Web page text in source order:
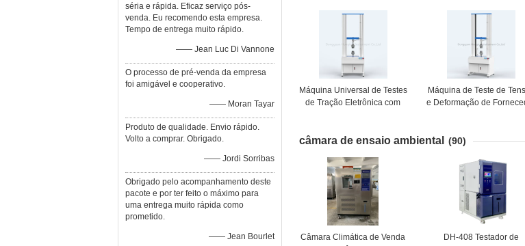
séria e rápida. Eficaz serviço pós-
venda. Eu recomendo esta empresa.
Tempo de entrega muito rápido.
—— Jean Luc Di Vannone
O processo de pré-venda da empresa
foi amigável e cooperativo.
—— Moran Tayar
Produto de qualidade. Envio rápido.
Volto a comprar. Obrigado.
—— Jordi Sorribas
Obrigado pelo acompanhamento deste
pacote e por ter feito o máximo para
uma entrega muito rápida como
prometido.
—— Jean Bourlet
Máquina Universal de Testes
de Tração Eletrônica com
Máquina de Teste de
e Deformação de
Têxteis
câmara de ensaio ambiental (90)
Câmara Climática de Venda
DH-408 Testador de